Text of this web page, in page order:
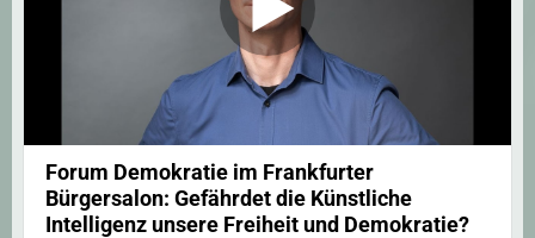
Forum Demokratie im Frankfurter
Bürgersalon: Gefährdet die Künstliche
Intelligenz unsere Freiheit und Demokratie?